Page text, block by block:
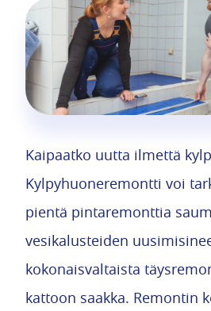
Kaipaatko uutta ilmettä
Kylpyhuoneremontti voi
pientä pintaremonttia
vesikalusteiden
kokonaisvaltaista
kattoon saakka. Remontin